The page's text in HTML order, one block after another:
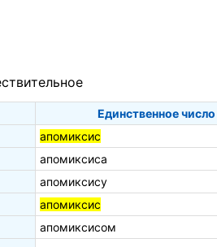
Единственное число
апомиксис
апомиксиса
апомиксису
апомиксис
апомиксисом